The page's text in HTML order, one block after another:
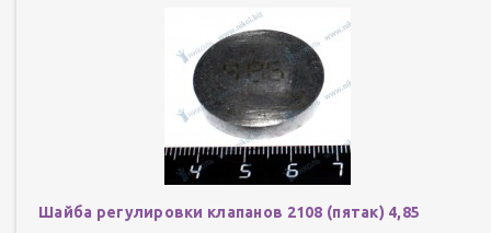
Шайба регулировки клапанов 2108 (пятак) 4,85